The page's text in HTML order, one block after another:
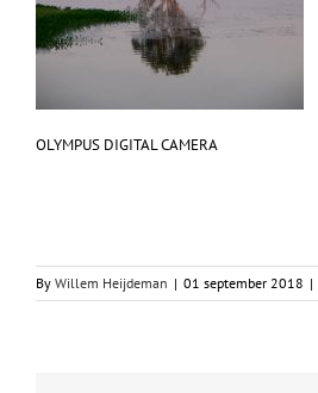
OLYMPUS DIGITAL CAMERA
By Willem Heijdeman | 01 september 2018 |